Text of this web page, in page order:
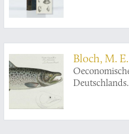
Bloch, M. E.